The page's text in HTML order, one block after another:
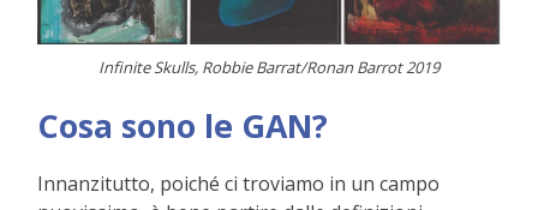
Infinite Skulls, Robbie Barrat/Ronan Barrot 2019
Cosa sono le GAN?
Innanzitutto, poiché ci troviamo in un campo